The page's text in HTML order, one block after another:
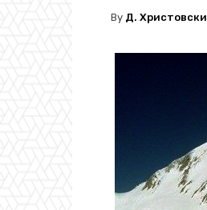
By Д. Христовски